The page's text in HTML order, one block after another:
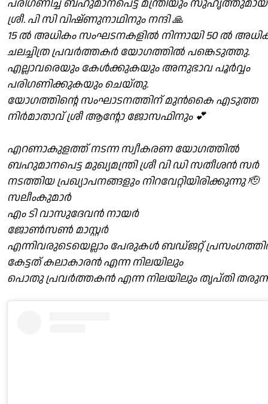
പരിഗണിച്ച ബഹുമാനപെട്ട മന്ത്രിയും സുഹൃത്തുമായ
ശ്രീ. പി സി വിഷ്ണുനാഥിനും നന്ദി 🙏
15 ൽ അധികം സംഘടനകളിൽ നിന്നായി 50 ൽ
ചലച്ചിത്ര പ്രവർത്തകർ യോഗത്തിൽ പങ്കെടുത്തു.
എല്ലാവരെയും കേൾക്കുകയും അനുഭാവ പൂർവ്വം
പരിഗണിക്കുകയും ചെയ്തു.
യോഗത്തിന്റെ സംഘാടനത്തിന് മുൻകൈ എടുത്ത
നിർമാതാവ് ശ്രീ ആന്റോ ജോസഫിനും 💕
എറണാകുളത്ത് നടന്ന സ്വീകരണ യോഗത്തിൽ
ബഹുമാനപെട്ട മുഖ്യമന്ത്രി ശ്രീ വി ഡി സതീശൻ സർ
നടത്തിയ പ്രഖ്യാപനങ്ങളും നിറവേറ്റിയിരിക്കുന്നു 🫡
സലീംകുമാർ
എം ടി വാസുദേവൻ നായർ
ജോൺസൺ മാസ്റ്റർ
എന്നിവരുടെയെല്ലാം പേരുകൾ ബഡ്ജറ്റ്
കേട്ടത് കലാകാരൻ എന്ന നിലയിലും
പൊതു പ്രവർത്തകൻ എന്ന നിലയിലും തൃപ്തി